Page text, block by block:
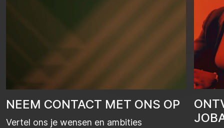
NEEM CONTACT MET ONS OP
Vertel ons je wensen en ambities